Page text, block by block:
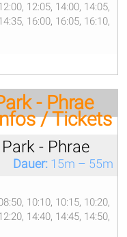
12:05, 14:00, 14:05,
16:00, 16:05, 16:10,
- Phrae
/ Tickets
- Phrae
Dauer:15m – 55m
10:10, 10:15, 10:20,
14:40, 14:45, 14:50,